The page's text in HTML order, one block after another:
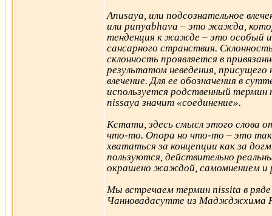
Anusaya, или подсознательное
или punyabhava – это жажда,
тенденция к жажде – это особый
сансарного странствия.
склонность проявляется в
результатом неведения,
влечение. Для ее обозначения в
используется родственный
nissaya значит «соединение».
Кстати, здесь смысл этого слова
что-то. Опора но что-то – это
хвататься за концепции как за
пользуются, действительно
окрашено жаждой, самомнением и
Мы встречаем термин nissita в
Чанновадасутте из Маджджхима